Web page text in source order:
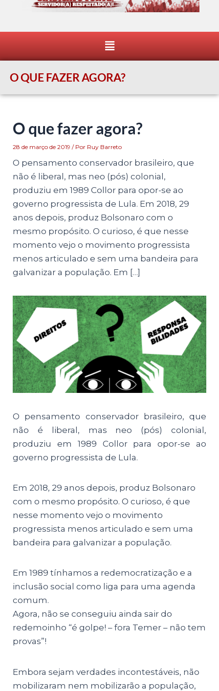
Menu
O QUE FAZER AGORA?
O que fazer agora?
28 de março de 2019/ Por Ruy Barreto
O pensamento conservador brasileiro, que
não é liberal, mas neo (pós) colonial,
produziu em 1989 Collor para opor-se ao
governo progressista de Lula. Em 2018, 29
anos depois, produz Bolsonaro com o
mesmo propósito. O curioso, é que nesse
momento vejo o movimento progressista
menos articulado e sem uma bandeira para
galvanizar a população. Em […]
O pensamento conservador brasileiro, que
não é liberal, mas neo (pós) colonial,
produziu em 1989 Collor para opor-se ao
governo progressista de Lula.
Em 2018, 29 anos depois, produz Bolsonaro
com o mesmo propósito. O curioso, é que
nesse momento vejo o movimento
progressista menos articulado e sem uma
bandeira para galvanizar a população.
Em 1989 tínhamos a redemocratização e a
inclusão social como liga para uma agenda
comum.
Agora, não se conseguiu ainda sair do
redemoinho “é golpe! – fora Temer – não tem
provas”!
Embora sejam verdades incontestáveis, não
mobilizaram nem mobilizarão a população,